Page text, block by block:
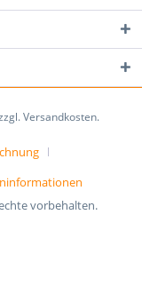
Versandkosten.
vorbehalten.